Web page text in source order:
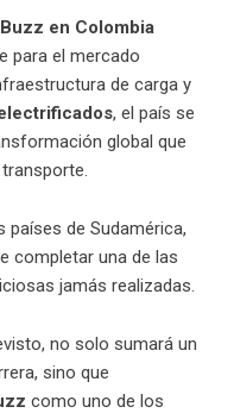
en Colombia
para el mercado
de carga y
, el país se
global que
países de Sudamérica,
completar una de las
jamás realizadas.
no solo sumará un
sino que
como uno de los